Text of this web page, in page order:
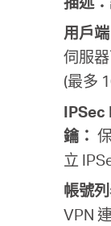
用戶
伺服
(最多
IPSec
鑰：
立
帳號列
VPN